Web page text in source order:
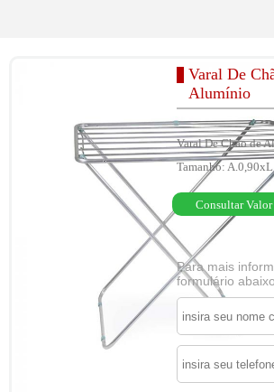
Varal De
Alumínio
Varal De Chão de
Tamanho:
Consultar Valor
Para mais
formulário